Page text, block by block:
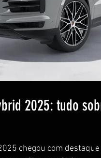
2025: tudo
chegou com